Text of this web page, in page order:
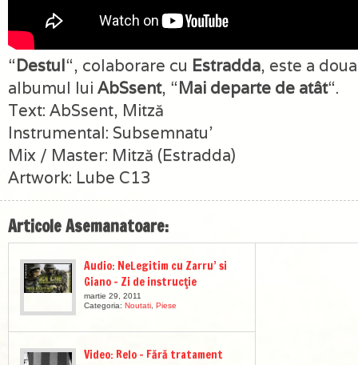
“Destul“, colaborare cu Estradda, este a
albumul lui AbSsent, “Mai departe de atât“.
Text: AbSsent, Mitză
Instrumental: Subsemnatu’
Mix / Master: Mitză (Estradda)
Artwork: Lube C13
Articole Asemanatoare:
Audio: NeLegitim cu Zarru’ si
Giano – Zi de instrucţie
martie 29, 2011
Categoria: Noutati Piese
Video: Relo – Fără tratament